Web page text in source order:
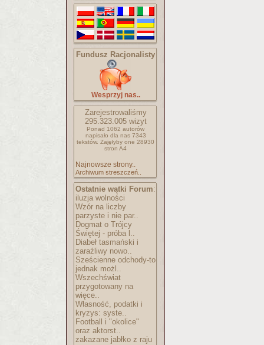
Fundusz Racjonalisty
Wesprzyj nas..
Zarejestrowaliśmy
295.323.005wizyt
Ponad 1062 autorów
napisało dla nas 7343
tekstów. Zajęłyby one 28930
stron A4
Najnowsze strony..
Archiwum streszczeń..
Ostatnie wątki Forum:
iluzja wolności
Wzór na liczby
parzyste i nie par..
Dogmat o Trójcy
Świętej - próba l..
Diabeł tasmański i
zaraźliwy nowo..
Sześcienne odchody-to
jednak możl..
Wszechświat
przygotowany na
więce..
Własność, podatki i
kryzys: syste..
Football i "okolice"
oraz aktorst..
zakazane jabłko z raju